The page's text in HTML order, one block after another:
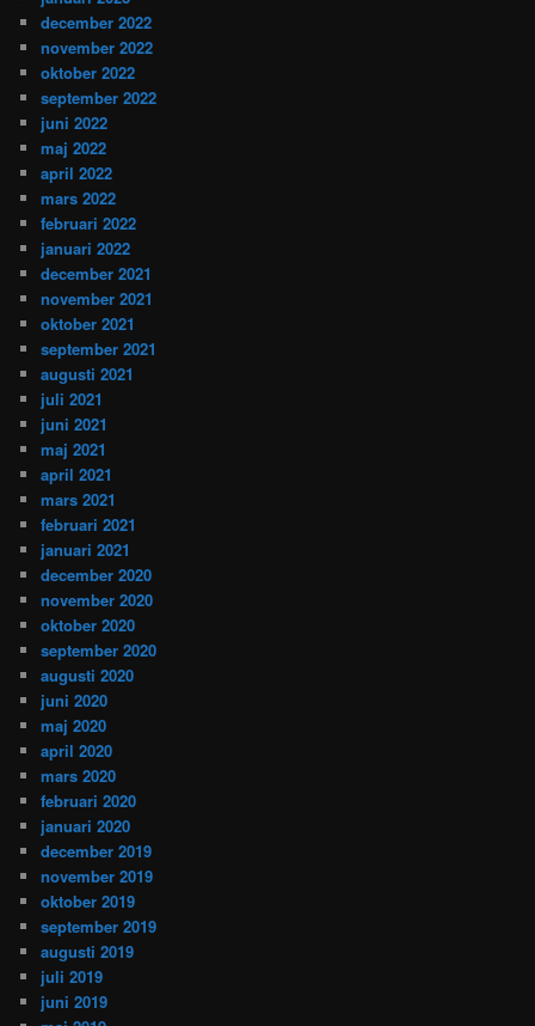
december 2022
november 2022
oktober 2022
september 2022
juni 2022
maj 2022
april 2022
mars 2022
februari 2022
januari 2022
december 2021
november 2021
oktober 2021
september 2021
augusti 2021
juli 2021
juni 2021
maj 2021
april 2021
mars 2021
februari 2021
januari 2021
december 2020
november 2020
oktober 2020
september 2020
augusti 2020
juni 2020
maj 2020
april 2020
mars 2020
februari 2020
januari 2020
december 2019
november 2019
oktober 2019
september 2019
augusti 2019
juli 2019
juni 2019